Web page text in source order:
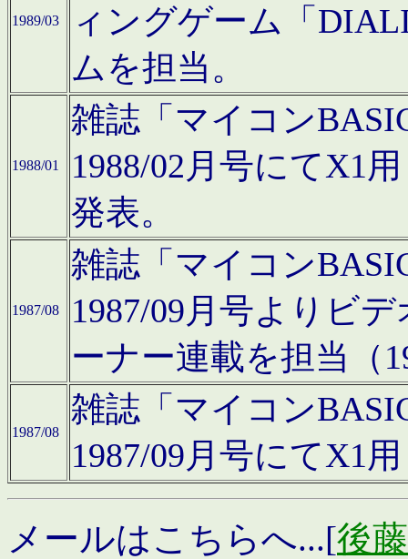
1989/03
ィングゲーム「
ムを担当。
1988/01
雑誌「マイコン
1988/02月号にてX1
発表。
1987/08
雑誌「マイコン
1987/09月号よりビ
ーナー連載を担当（
1987/08
雑誌「マイコン
1987/09月号にてX1
メールはこちらへ...[後